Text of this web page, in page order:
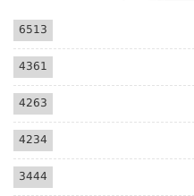
6513
4361
4263
4234
3444